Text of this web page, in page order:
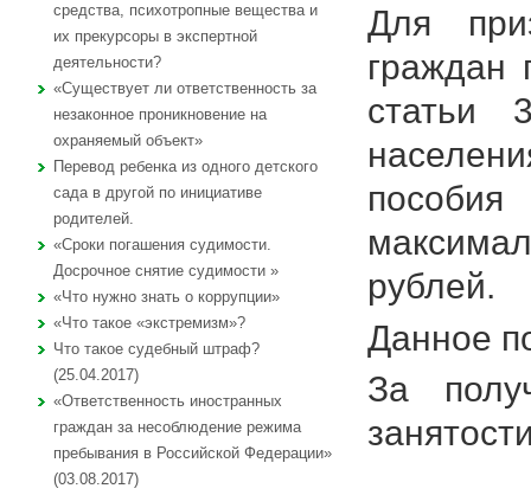
средства, психотропные вещества и
их прекурсоры в экспертной
деятельности?
«Существует ли ответственность за
незаконное проникновение на
охраняемый объект»
Перевод ребенка из одного детского
сада в другой по инициативе
родителей.
«Сроки погашения судимости.
Досрочное снятие судимости »
«Что нужно знать о коррупции»
«Что такое «экстремизм»?
Что такое судебный штраф?
(25.04.2017)
«Ответственность иностранных
граждан за несоблюдение режима
пребывания в Российской Федерации»
(03.08.2017)
Для
граждан
статьи
рублей.
Данное
За